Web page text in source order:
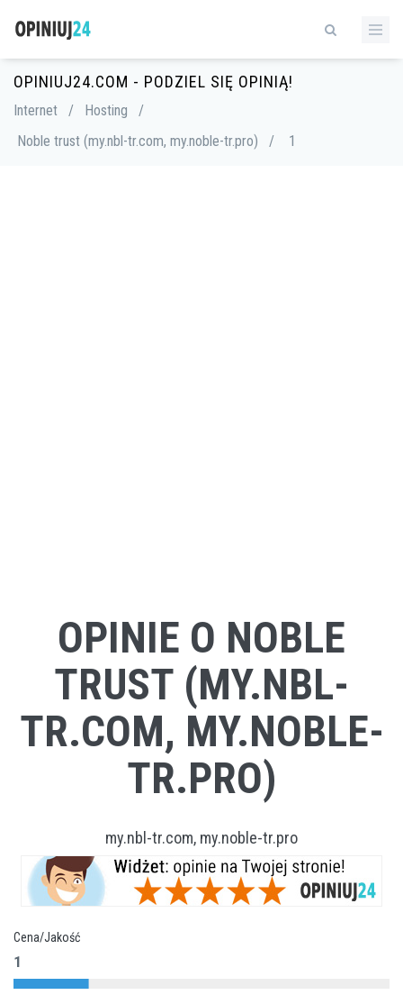
OPINIUJ24.COM - PODZIEL SIĘ OPINIĄ!
Internet / Hosting
/
Noble trust (my.nbl-tr.com, my.noble-tr.pro)
/ 1
OPINIE O NOBLE
TRUST (MY.NBL-
TR.COM, MY.NOBLE-
TR.PRO)
my.nbl-tr.com, my.noble-tr.pro
Cena/Jakość
1